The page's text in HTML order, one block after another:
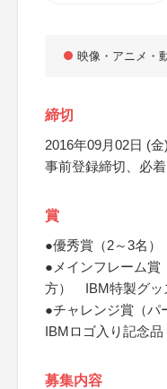
映像・アニメ・
締切
2016年09月02日 (金)
事前登録締切、必着
賞
●優秀賞（2～3名
●メインフレーム賞
方） IBM特製グッ
●チャレンジ賞（パ
IBMロゴ入り記念品
募集内容